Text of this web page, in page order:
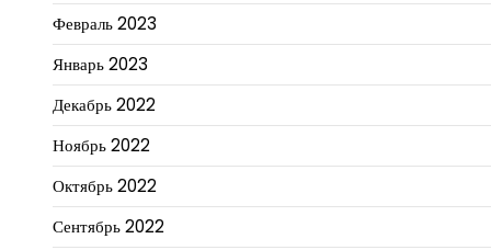
Февраль 2023
Январь 2023
Декабрь 2022
Ноябрь 2022
Октябрь 2022
Сентябрь 2022